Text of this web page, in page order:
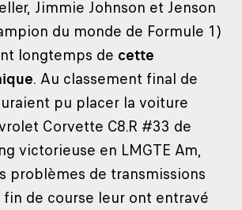
Jimmie Johnson et Jenson
du monde de Formule 1)
longtemps de cette
. Au classement final de
pu placer la voiture
Corvette C8.R #33 de
victorieuse en LMGTE Am,
problèmes de transmissions
de course leur ont entravé